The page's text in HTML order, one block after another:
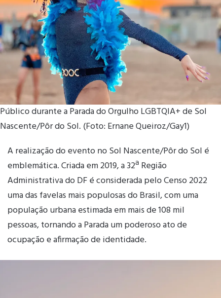
Público durante a Parada do Orgulho LGBTQIA+ de Sol
Nascente/Pôr do Sol. (Foto: Ernane Queiroz/Gay1)
A realização do evento no Sol Nascente/Pôr do Sol é
emblemática. Criada em 2019, a 32ª Região
Administrativa do DF é considerada pelo Censo 2022
uma das favelas mais populosas do Brasil, com uma
população urbana estimada em mais de 108 mil
pessoas, tornando a Parada um poderoso ato de
ocupação e afirmação de identidade.